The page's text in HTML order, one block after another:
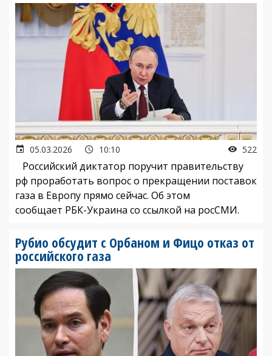
05.03.2026 10:10 522
Российский диктатор поручит правительству
рф проработать вопрос о прекращении поставок
газа в Европу прямо сейчас. Об этом
сообщает РБК-Украина со ссылкой на росСМИ.
Рубио обсудит с Орбаном и Фицо отказ от
российского газа